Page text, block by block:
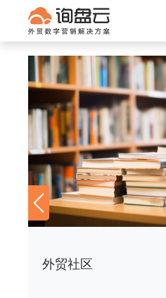
首页
产品服务
客户案例
内容社区
关于我们
外贸社区